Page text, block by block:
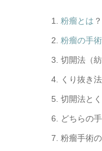
粉瘤とは
粉瘤の手術
切開法（
くり抜き
切開法と
どちらの
粉瘤手術